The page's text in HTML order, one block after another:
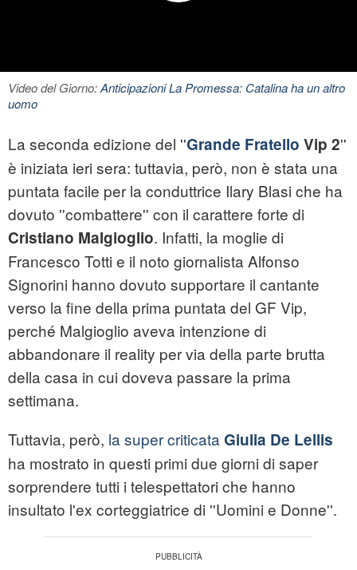
Video del Giorno:Anticipazioni La Promessa: Catalina ha un altro
uomo
La seconda edizione del ''Grande Fratello Vip 2''
è iniziata ieri sera: tuttavia, però, non è stata una
puntata facile per la conduttrice Ilary Blasi che ha
dovuto ''combattere'' con il carattere forte di
Cristiano Malgioglio. Infatti, la moglie di
Francesco Totti e il noto giornalista Alfonso
Signorini hanno dovuto supportare il cantante
verso la fine della prima puntata del GF Vip,
perché Malgioglio aveva intenzione di
abbandonare il reality per via della parte brutta
della casa in cui doveva passare la prima
settimana.
Tuttavia, però, la super criticata Giulia De Lellis
ha mostrato in questi primi due giorni di saper
sorprendere tutti i telespettatori che hanno
insultato l'ex corteggiatrice di ''Uomini e Donne''.